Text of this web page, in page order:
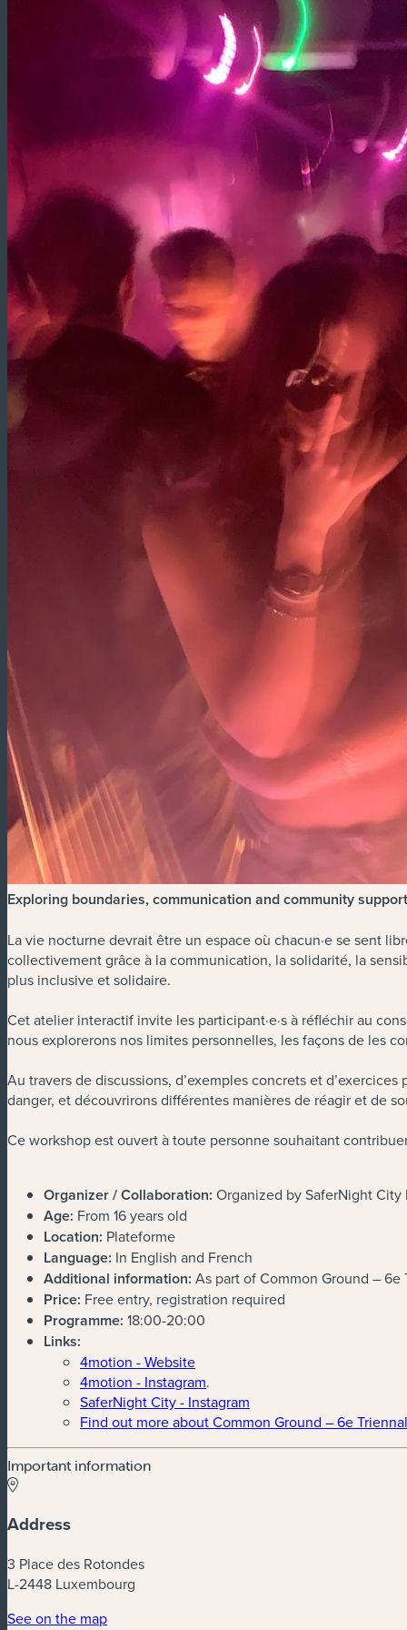
Exploring boundaries, communication and community
La vie nocturne devrait être un espace où chacun·e se sent
collectivement grâce à la communication, la solidarité, la
plus inclusive et solidaire.
Cet atelier interactif invite les participant·e·s à réfléchir au
nous explorerons nos limites personnelles, les façons de les
Au travers de discussions, d’exemples concrets et
danger, et découvrirons différentes manières de réagir et de
Ce workshop est ouvert à toute personne souhaitant
Organizer / Collaboration: Organized by SaferNight City
Age: From 16 years old
Location: Plateforme
Language: In English and French
Additional information: As part of Common Ground –
Price: Free entry, registration required
Programme: 18:00-20:00
Links:
4motion - Website
4motion - Instagram.
SaferNight City - Instagram
Find out more about Common Ground – 6e
Important information
Address
3 Place des Rotondes
L-2448 Luxembourg
See on the map